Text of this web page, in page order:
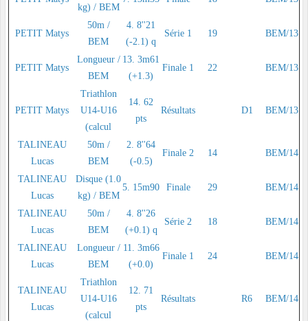
kg) / BEM
PETIT Matys
50m /
BEM
4. 8''21
(-2.1) q
Série 1 19 BEM/13
PETIT Matys
Longueur /
BEM
13. 3m61
(+1.3)
Finale 1 22 BEM/13
PETIT Matys
Triathlon
U14-U16
(calcul
14. 62
pts
Résultats D1 BEM/13
TALINEAU
Lucas
50m /
BEM
2. 8''64
(-0.5)
Finale 2 14 BEM/14
TALINEAU
Lucas
Disque (1.0
kg) / BEM
5. 15m90 Finale 29 BEM/14
TALINEAU
Lucas
50m /
BEM
4. 8''26
(+0.1) q
Série 2 18 BEM/14
TALINEAU
Lucas
Longueur /
BEM
11. 3m66
(+0.0)
Finale 1 24 BEM/14
TALINEAU
Lucas
Triathlon
U14-U16
(calcul
12. 71
pts
Résultats R6 BEM/14